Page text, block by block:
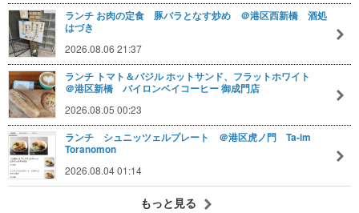
ランチ お肉の定食 豚バラとなす炒め ＠港区西新橋 酒処
はづき
2026.08.06 21:37
ランチ トマト＆バジル ホットサンド、フラットホワイト
＠港区新橋 バイロンベイコーヒー 御成門店
2026.08.05 00:23
ランチ シュニッツェルプレート ＠港区虎ノ門 Ta-im
Toranomon
2026.08.04 01:14
もっと見る